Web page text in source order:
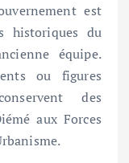
est
historiques du
équipe.
ou figures
des
aux Forces